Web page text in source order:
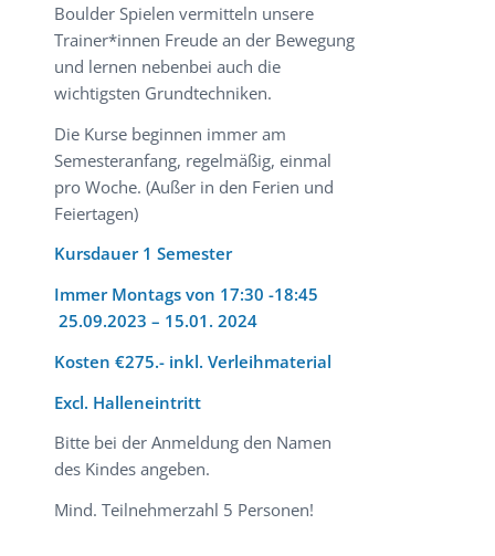
Boulder Spielen vermitteln unsere
Trainer*innen Freude an der Bewegung
und lernen nebenbei auch die
wichtigsten Grundtechniken.
Die Kurse beginnen immer am
Semesteranfang, regelmäßig, einmal
pro Woche. (Außer in den Ferien und
Feiertagen)
Kursdauer 1 Semester
Immer Montags von 17:30 -18:45
25.09.2023 – 15.01. 2024
Kosten €275.- inkl. Verleihmaterial
Excl. Halleneintritt
Bitte bei der Anmeldung den Namen
des Kindes angeben.
Mind. Teilnehmerzahl 5 Personen!